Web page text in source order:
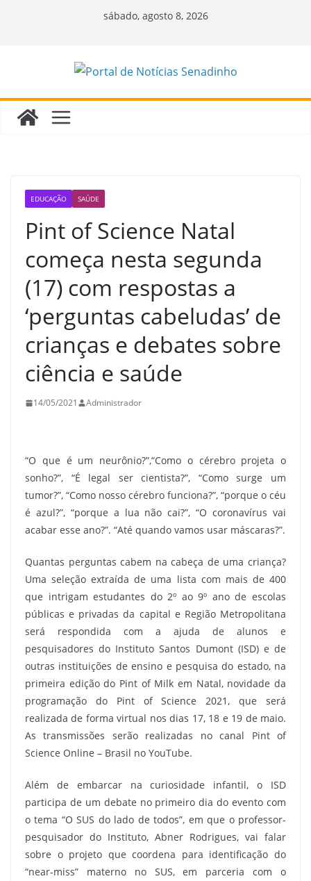
sábado, agosto 8, 2026
EDUCAÇÃO SAÚDE
Pint of Science Natal
começa nesta segunda
(17) com respostas a
‘perguntas cabeludas’ de
crianças e debates sobre
ciência e saúde
14/05/2021 Administrador
“O que é um neurônio?”,“Como o cérebro projeta o
sonho?”, “É legal ser cientista?”, “Como surge um
tumor?”, “Como nosso cérebro funciona?”, “porque o céu
é azul?”, “porque a lua não cai?”, “O coronavírus vai
acabar esse ano?”. “Até quando vamos usar máscaras?”.
Quantas perguntas cabem na cabeça de uma criança?
Uma seleção extraída de uma lista com mais de 400
que intrigam estudantes do 2º ao 9º ano de escolas
públicas e privadas da capital e Região Metropolitana
será respondida com a ajuda de alunos e
pesquisadores do Instituto Santos Dumont (ISD) e de
outras instituições de ensino e pesquisa do estado, na
primeira edição do Pint of Milk em Natal, novidade da
programação do Pint of Science 2021, que será
realizada de forma virtual nos dias 17, 18 e 19 de maio.
As transmissões serão realizadas no canal Pint of
Science Online – Brasil no YouTube.
Além de embarcar na curiosidade infantil, o ISD
participa de um debate no primeiro dia do evento com
o tema “O SUS do lado de todos”, em que o professor-
pesquisador do Instituto, Abner Rodrigues, vai falar
sobre o projeto que coordena para identificação do
“near-miss” materno no SUS, em parceria com o